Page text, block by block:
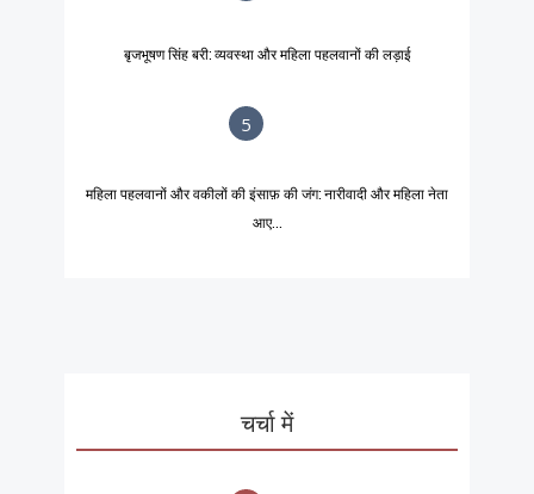
बृजभूषण सिंह बरी: व्यवस्था और महिला पहलवानों की लड़ाई
5
महिला पहलवानों और वकीलों की इंसाफ़ की जंग: नारीवादी और महिला नेता
आए...
चर्चा में